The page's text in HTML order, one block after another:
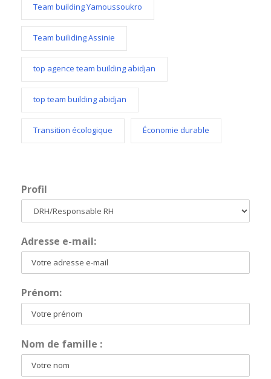
Team building Yamoussoukro
Team builiding Assinie
top agence team building abidjan
top team building abidjan
Transition écologique Économie durable
Profil
Adresse e-mail:
Prénom:
Nom de famille :